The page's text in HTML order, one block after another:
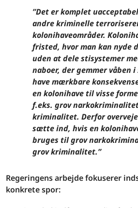
”Det er komplet
andre kriminelle
kolonihaveområder.
fristed, hvor man kan nyde
uden at dele stisystemer
naboer, der gemmer våben
have mærkbare
en kolonihave til visse
f.eks. grov
kriminalitet. Derfor
sætte ind, hvis en
bruges til grov
grov kriminalitet.”
Regeringens arbejde fokuserer
konkrete spor: